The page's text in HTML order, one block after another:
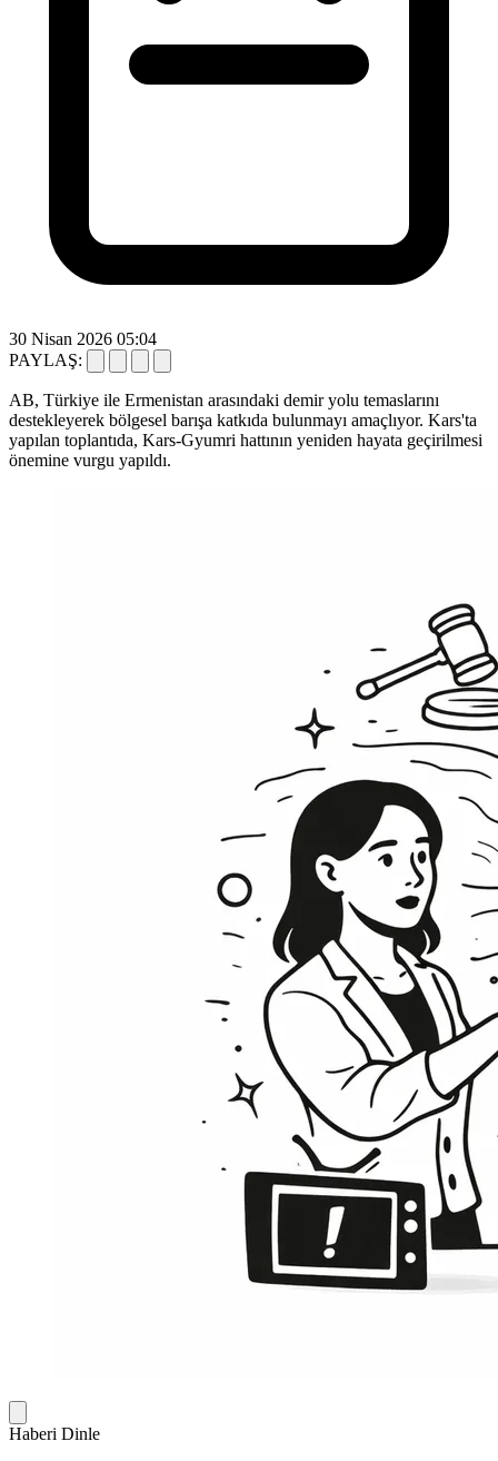
30 Nisan 2026 05:04
PAYLAŞ:
AB, Türkiye ile Ermenistan arasındaki demir yolu temaslarını
destekleyerek bölgesel barışa katkıda bulunmayı amaçlıyor. Kars'ta
yapılan toplantıda, Kars-Gyumri hattının yeniden hayata geçirilmesi
önemine vurgu yapıldı.
Haberi Dinle